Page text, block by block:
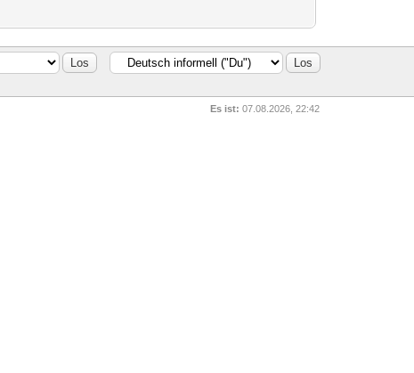
Es ist: 07.08.2026, 22:42